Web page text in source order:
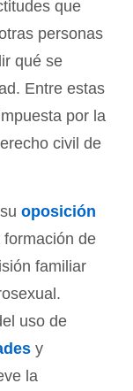
que
personas
qué se
Entre estas
por la
civil de
oposición
formación de
familiar
uso de
y
la